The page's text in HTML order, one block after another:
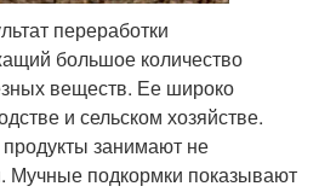
переработки
большое количество
веществ. Ее широко
и сельском хозяйстве.
занимают не
Мучные подкормки показывают